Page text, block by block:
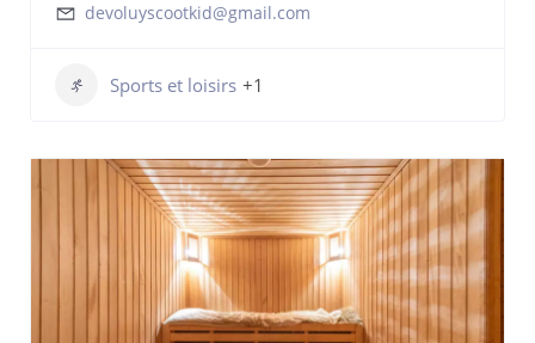
devoluyscootkid@gmail.com
Sports et loisirs +1